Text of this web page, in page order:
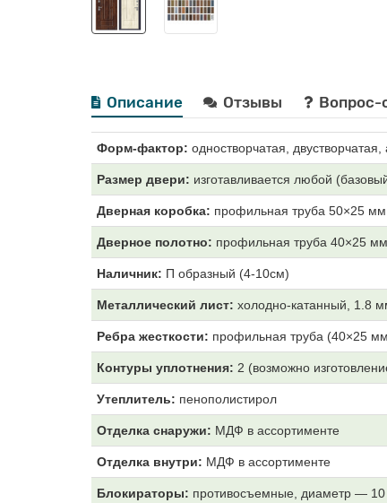
Описание Отзывы Вопрос-
Форм-фактор: одностворчатая,
Размер двери: изготавливается любой
Дверная коробка: профильная труба 50×25 мм
Дверное полотно: профильная труба 40×25
Наличник: П образный (4-10см)
Металлический лист: холодно-катанный, 1.8
Ребра жесткости: профильная труба (40×25
Контуры уплотнения: 2 (возможно
Утеплитель: пенополистирол
Отделка снаружи: МДФ в ассортименте
Отделка внутри: МДФ в ассортименте
Блокираторы: противосъемные, диаметр —